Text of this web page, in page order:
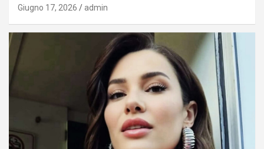
Giugno 17, 2026 admin